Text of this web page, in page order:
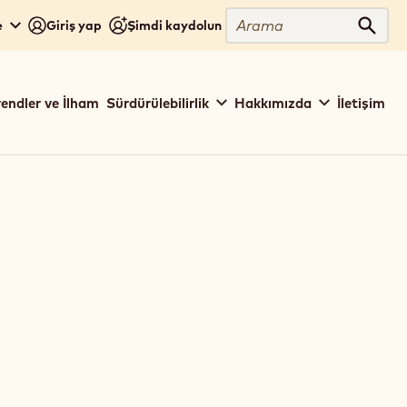
Giriş yap Şimdi kaydolun
Arama
ve İlham Sürdürülebilirlik Hakkımızda İletişim